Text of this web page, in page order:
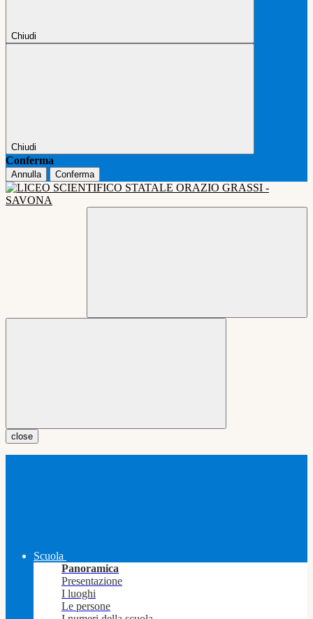
Chiudi
Chiudi
Conferma
Annulla Conferma
close
Scuola
Panoramica
Presentazione
I luoghi
Le persone